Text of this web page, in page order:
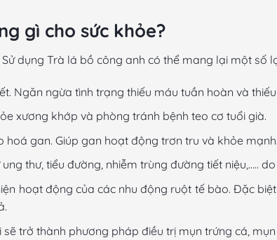
gì cho sức khỏe?
dụng Trà lá bồ công anh có thể mang lại một số
Ngăn ngừa tình trạng thiếu máu tuần hoàn và
xương khớp và phòng tránh bệnh teo cơ tuổi già.
gan. Giúp gan hoạt động trơn tru và khỏe mạnh.
thư, tiểu đường, nhiễm trùng đường tiết niệu,…..
hoạt động của các nhu động ruột tế bào. Đặc
trở thành phương pháp điều trị mụn trứng cá,